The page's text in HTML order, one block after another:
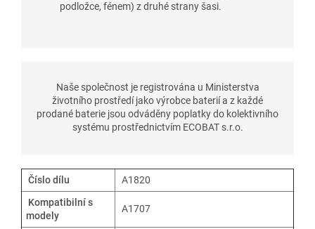
podložce, fénem) z druhé strany šasi.
Naše společnost je registrována u Ministerstva
životního prostředí jako výrobce baterií a z každé
prodané baterie jsou odváděny poplatky do kolektivního
systému prostřednictvím ECOBAT s.r.o.
Číslo dílu
A1820
Kompatibilní s
modely
A1707